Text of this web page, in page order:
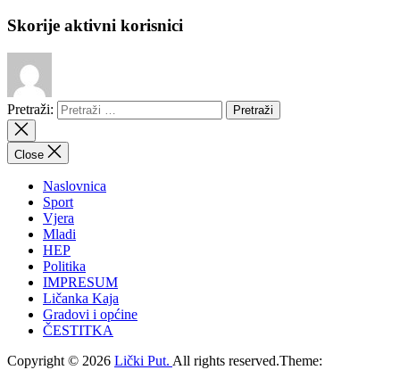
Skorije aktivni korisnici
Pretraži:
Close
Naslovnica
Sport
Vjera
Mladi
HEP
Politika
IMPRESUM
Ličanka Kaja
Gradovi i općine
ČESTITKA
Copyright © 2026 Lički Put. All rights reserved.Theme: